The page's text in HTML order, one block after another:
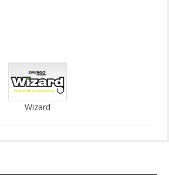
Wizard